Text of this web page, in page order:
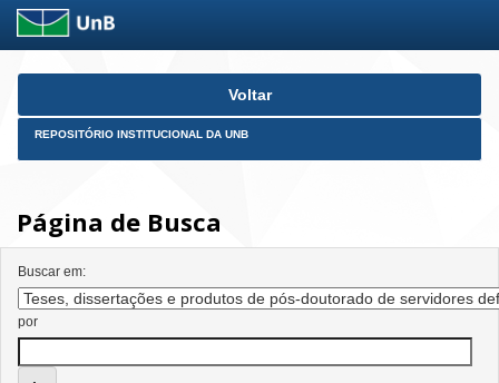
Skip
Voltar
REPOSITÓRIO INSTITUCIONAL DA UNB
Página de Busca
Buscar em:
por